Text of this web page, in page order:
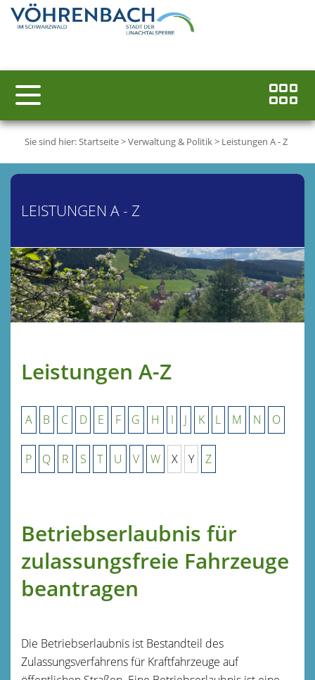
Sie sind hier:Startseite>Verwaltung & Politik> Leistungen A - Z
LEISTUNGEN A - Z
Leistungen A-Z
A B C D E F G H I J K L M N O
P Q R S T U V W X Y Z
Betriebserlaubnis für
zulassungsfreie Fahrzeuge
beantragen
Die Betriebserlaubnis ist Bestandteil des
Zulassungsverfahrens für Kraftfahrzeuge auf